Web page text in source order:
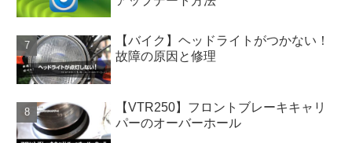
【バイク】ヘッドライトがつかない！
故障の原因と修理
【VTR250】フロントブレーキキャリ
パーのオーバーホール